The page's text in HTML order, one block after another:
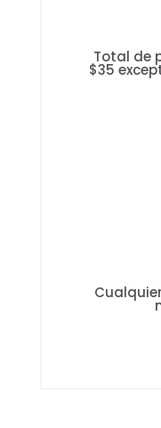
Total de
$35